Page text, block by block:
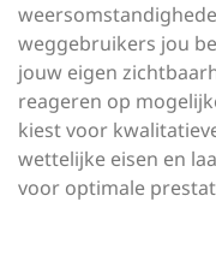
weggebruikers jou
jouw eigen
reageren op
kiest voor
wettelijke eisen en
voor optimale